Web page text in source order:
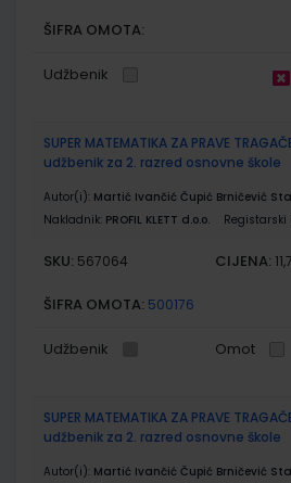
ŠIFRA OMOTA:
Udžbenik
SUPER MATEMATIKA ZA PRAVE
udžbenik za 2. razred osnovne škole
Autor(i): Martić Ivančić Čupić Brničević
Nakladnik: PROFIL KLETT d.o.o.
SKU: 567064 CIJENA:
ŠIFRA OMOTA: 500176
Udžbenik Omot
SUPER MATEMATIKA ZA PRAVE
udžbenik za 2. razred osnovne škole
Autor(i): Martić Ivančić Čupić Brničević